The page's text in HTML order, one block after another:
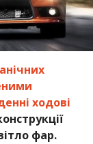
ходові
фар.